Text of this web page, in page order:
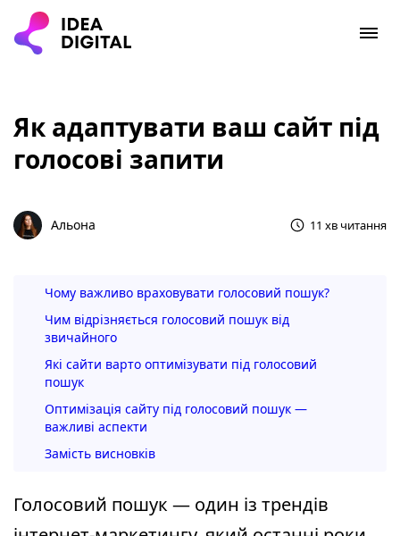
Як адаптувати ваш сайт під
голосові запити
Альона 11 хв читання
Чому важливо враховувати голосовий пошук?
Чим відрізняється голосовий пошук від
звичайного
Які сайти варто оптимізувати під голосовий
пошук
Оптимізація сайту під голосовий пошук —
важливі аспекти
Замість висновків
Голосовий пошук — один із трендів